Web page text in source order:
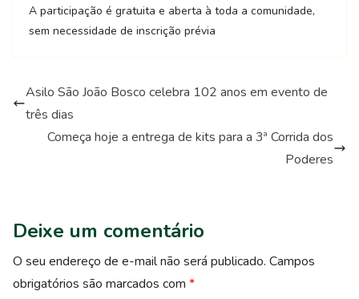
A participação é gratuita e aberta à toda a comunidade,
sem necessidade de inscrição prévia
Asilo São João Bosco celebra 102 anos em evento de
três dias
Começa hoje a entrega de kits para a 3ª Corrida dos
Poderes
Deixe um comentário
O seu endereço de e-mail não será publicado. Campos
obrigatórios são marcados com *